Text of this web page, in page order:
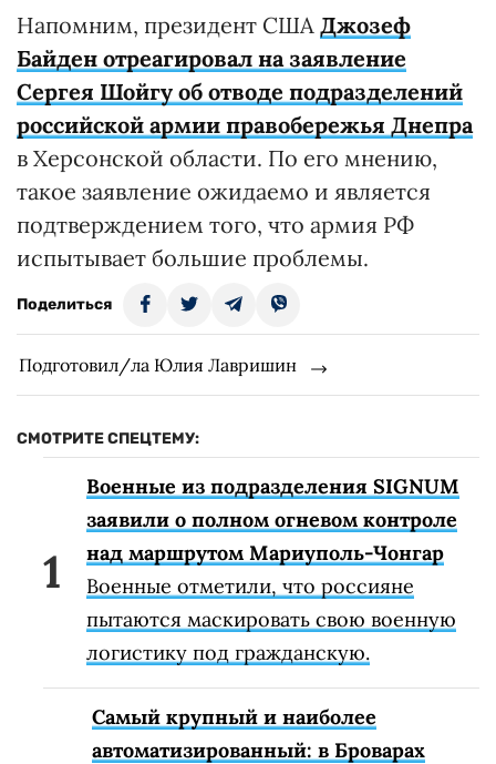
Напомним, президент США Джозеф
Байден отреагировал на заявление
Сергея Шойгу об отводе подразделений
российской армии правобережья Днепра
в Херсонской области. По его мнению,
такое заявление ожидаемо и является
подтверждением того, что армия РФ
испытывает большие проблемы.
Поделиться
Подготовил/ла Юлия Лавришин
СМОТРИТЕ СПЕЦТЕМУ:
Военные из подразделения SIGNUM
заявили о полном огневом контроле
над маршрутом Мариуполь-Чонгар
Военные отметили, что россияне
пытаются маскировать свою военную
логистику под гражданскую.
Самый крупный и наиболее
автоматизированный: в Броварах